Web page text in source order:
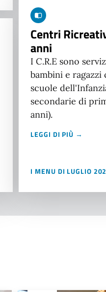
Centri
anni
I C.R.E sono
bambini e
scuole
secondarie di
anni).
LEGGI DI PIÙ →
I MENU DI LUGLIO